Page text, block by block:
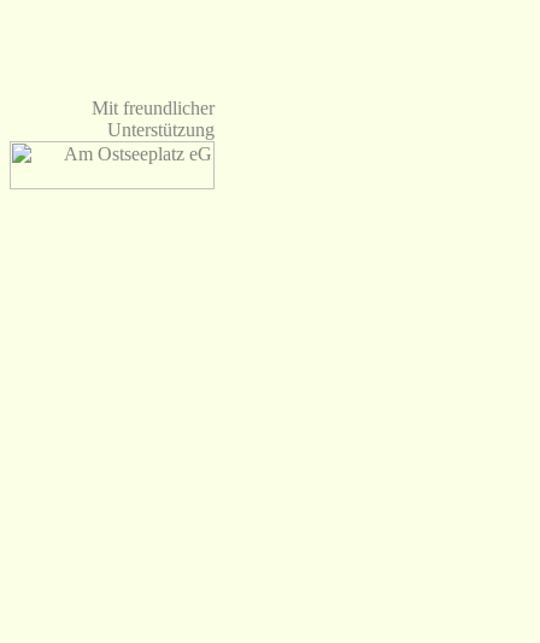
Mit freundlicher
Unterstützung